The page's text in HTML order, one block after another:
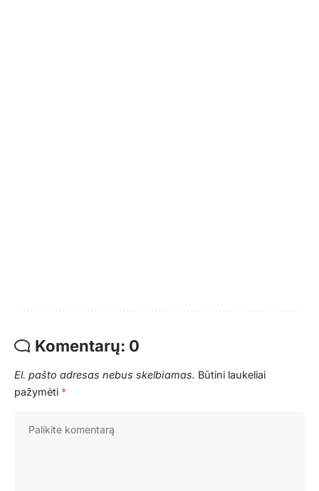
Komentarų: 0
El. pašto adresas nebus skelbiamas. Būtini laukeliai
pažymėti *